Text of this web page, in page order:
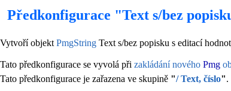
Předkonfigurace "Text s/bez
Vytvoří objekt PmgString Text s/bez popisku s editací
Tato předkonfigurace se vyvolá při zakládání nového Pmg
Tato předkonfigurace je zařazena ve skupině "/ Text, číslo".